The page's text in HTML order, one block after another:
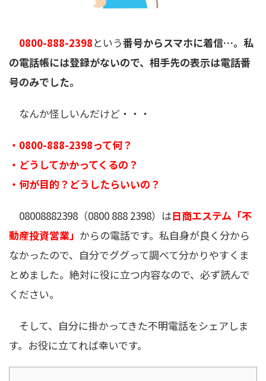
0800-888-2398という番号からスマホに着信…。私
の電話帳には登録がないので、相手先の表示は電話番
号のみでした。
なんか怪しいんだけど・・・
・0800-888-2398って何？
・どうしてかかってくるの？
・何が目的？どうしたらいいの？
08008882398（0800 888 2398）は日商エステム「不
動産投資営業」 からの電話です。私自身が良く分から
なかったので、自分でググって調べて分かりやすくま
とめました。絶対に役に立つ内容なので、必ず読んで
ください。
そして、自分に掛かってきた不明電話をシェアしま
す。お役に立てれば幸いです。